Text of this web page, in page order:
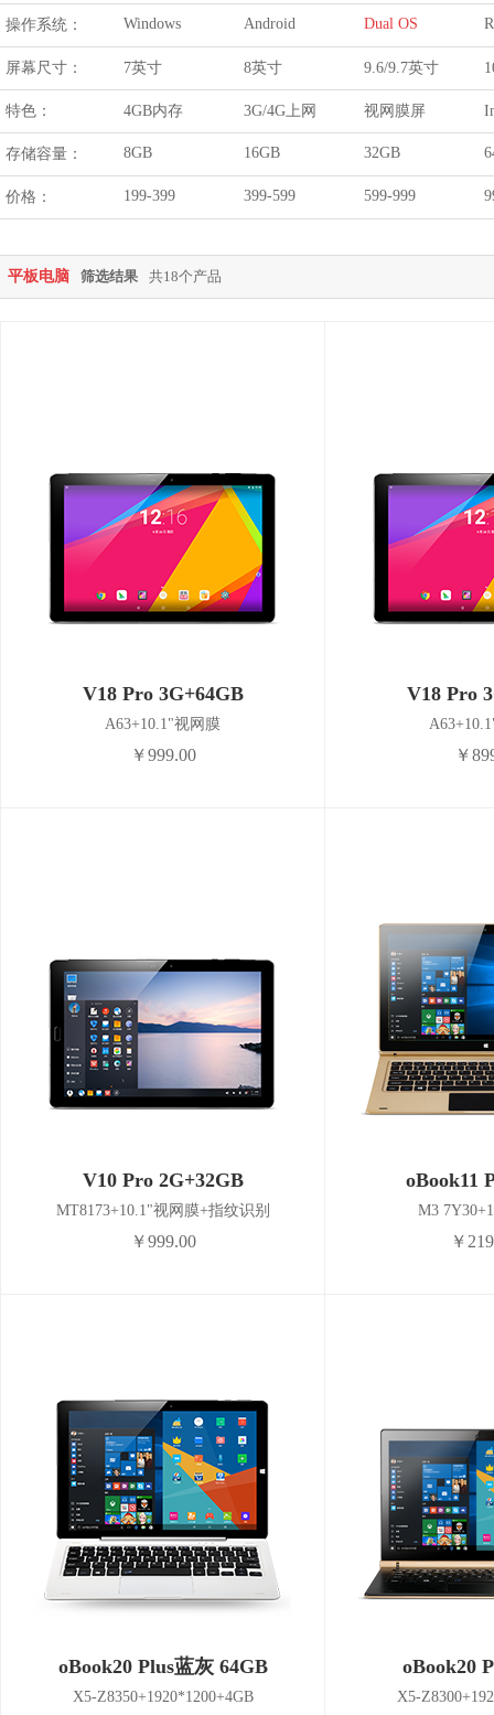
操作系统： Windows Android Dual OS
屏幕尺寸： 7英寸 8英寸 9.6/9.7英寸
特色： 4GB内存 3G/4G上网 视网膜屏
存储容量： 8GB 16GB 32GB
价格： 199-399 399-599 599-999
平板电脑 筛选结果 共18个产品
V18 Pro 3G+64GB
A63+10.1"视网膜
￥999.00
V18 Pro
￥
V10 Pro 2G+32GB
MT8173+10.1"视网膜+指纹识别
￥999.00
oBook11
M3
￥
oBook20 Plus蓝灰 64GB
X5-Z8350+1920*1200+4GB
oBook20
X5-